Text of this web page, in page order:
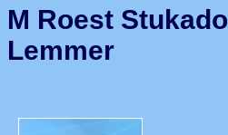
M Roest
Lemmer